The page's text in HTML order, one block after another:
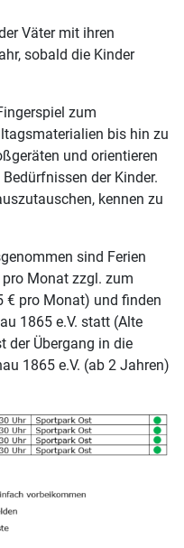
Väter mit ihren
sobald die Kinder
zum
bis hin zu
und orientieren
der Kinder.
kennen zu
sind Ferien
Monat zzgl. zum
€ pro Monat) und finden
1865 e.V. statt (Alte
der Übergang in die
1865 e.V. (ab 2 Jahren)